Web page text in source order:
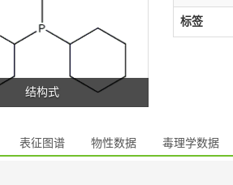
结构式
标签
表征图谱 物性数据 毒理学数据